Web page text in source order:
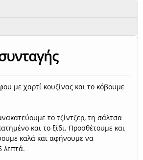
με χαρτί κουζίνας και το κόβουμε
το τζίντζερ, τη σάλτσα
και το ξίδι. Προσθέτουμε και
καλά και αφήνουμε να
λεπτά.